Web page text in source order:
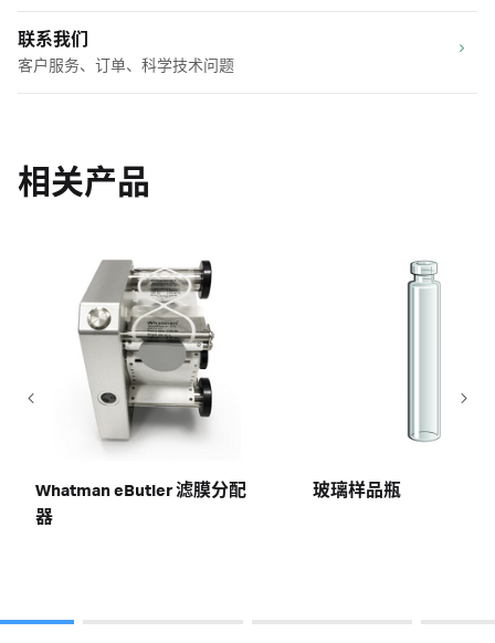
联系我们
客户服务、订单、科学技术问题
相关产品
Whatman eButler 滤膜分配
器
玻璃样品瓶